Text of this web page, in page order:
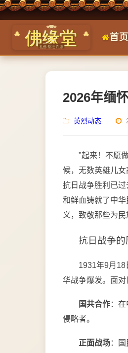
首页
2026年缅
英烈动态
"起来！不愿
候，无数英雄儿
抗日战争胜利已
和鲜血铸就了中
义，致敬那些为民
抗日战争的
1931年9月
华战争爆发。面对
国共合作：
侵略者。
正面战场：